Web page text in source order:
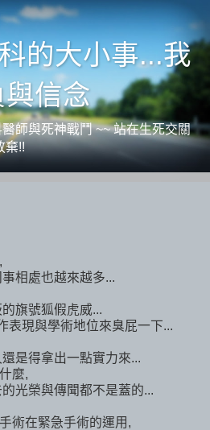
的大小事...我
信念
師與死神戰鬥 ~~ 站在生死交關
棄!!
相處也越來越多...
旗號狐假虎威...
表現與學術地位來臭屁一下...
是得拿出一點實力來...
麼,
光榮與傳聞都不是蓋的...
術在緊急手術的運用,